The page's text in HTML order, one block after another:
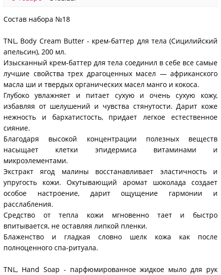
Состав набора №18
TNL, Body Cream Butter - крем-баттер для тела (Сицилийский
апельсин), 200 мл.
Изысканный крем-баттер для тела соединил в себе все самые
лучшие свойства трех драгоценных масел — африканского
масла ши и твердых органических масел манго и кокоса.
Глубоко увлажняет и питает сухую и очень сухую кожу,
избавляя от шелушений и чувства стянутости. Дарит коже
нежность и бархатистость, придает легкое естественное
сияние.
Благодаря высокой концентрации полезных веществ
насыщает клетки эпидермиса витаминами и
микроэлементами.
Экстракт ягод малины восстанавливает эластичность и
упругость кожи. Окутывающий аромат шоколада создает
особое настроение, дарит ощущение гармонии и
расслабления.
Средство от тепла кожи мгновенно тает и быстро
впитывается, не оставляя липкой пленки.
Блаженство и гладкая словно шелк кожа как после
полноценного спа-ритуала.
TNL, Hand Soap - парфюмированное жидкое мыло для рук